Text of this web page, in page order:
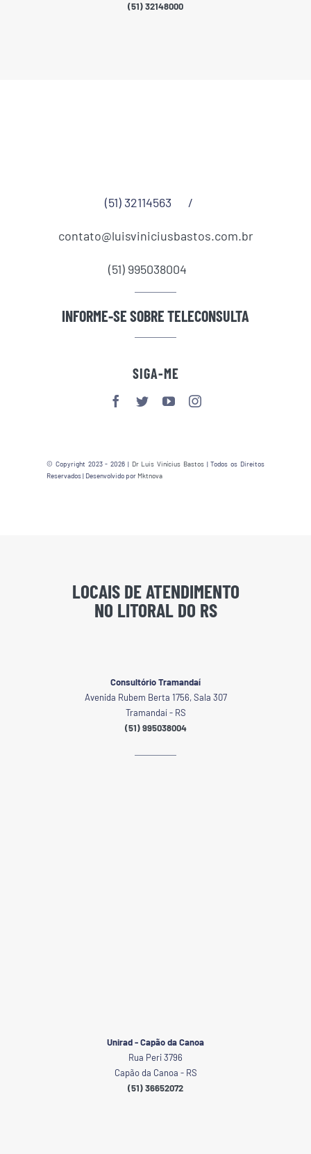
(51) 32148000
(51) 32114563 /
contato@luisviniciusbastos.com.br
(51) 995038004
INFORME-SE SOBRE TELECONSULTA
SIGA-ME
© Copyright 2023 - 2026 | Dr Luis Vinícius Bastos| Todos os Direitos
Reservados | Desenvolvido por Mktnova
LOCAIS DE ATENDIMENTO
NO LITORAL DO RS
Consultório Tramandaí
Avenida Rubem Berta 1756, Sala 307
Tramandaí - RS
(51) 995038004
Unirad - Capão da Canoa
Rua Peri 3796
Capão da Canoa - RS
(51) 36652072